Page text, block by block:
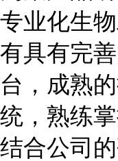
专业化生
有具有完
台，成熟
统，熟练
结合公司